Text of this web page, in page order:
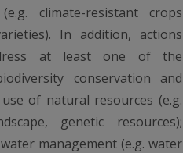
climate-resistant crops
In addition, actions
at least one of the
conservation and
of natural resources (e.g.
genetic resources);
management (e.g. water